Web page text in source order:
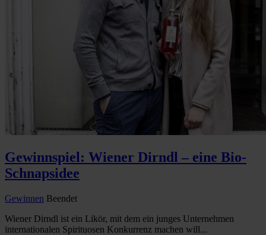
Gewinnspiel: Wiener Dirndl – eine Bio-
Schnapsidee
Gewinnen Beendet
Wiener Dirndl ist ein Likör, mit dem ein junges Unternehmen
internationalen Spirituosen Konkurrenz machen will...